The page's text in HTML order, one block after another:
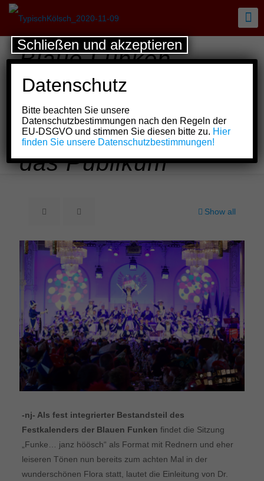
Blaue Funken
begeistern mit
Flüstersitzungsformat
„Funke… janz
höösch“ seit Jahren
das Publikum
Show all
-nj- Als fest integrierter Bestandsteil des
Festkalenders der Blauen Funken findet die Sitzung
„Funke… janz höösch“ als Format mit Rednern und eher
leiseren Tönen nun bereits zum achten Mal in der
wunderschönen Flora statt, lautet die Einleitung von Dr.
Datenschutz
Bitte beachten Sie unsere
Datenschutzbestimmungen nach den Regeln der
EU-DSGVO und stimmen Sie diesen bitte zu. Hier
finden Sie unsere Datenschutzbestimmungen!
Schließen und akzeptieren